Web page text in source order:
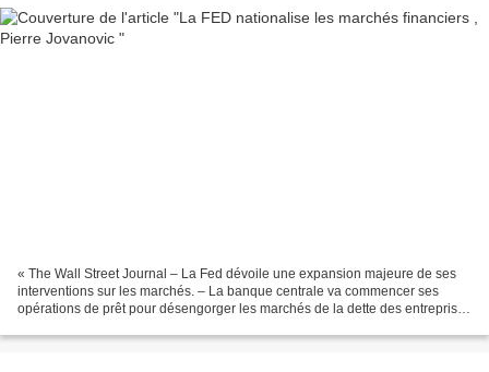
« The Wall Street Journal – La Fed dévoile une expansion majeure de ses
interventions sur les marchés. – La banque centrale va commencer ses
opérations de prêt pour désengorger les marchés de la dette des entreprises